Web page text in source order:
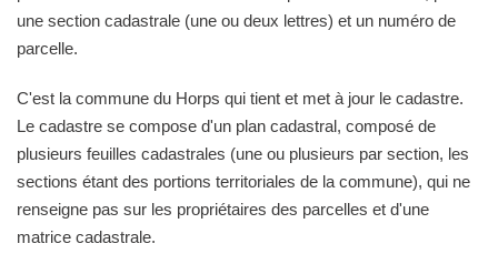
une section cadastrale (une ou deux lettres) et un numéro de
parcelle.
C'est la commune du Horps qui tient et met à jour le cadastre.
Le cadastre se compose d'un plan cadastral, composé de
plusieurs feuilles cadastrales (une ou plusieurs par section, les
sections étant des portions territoriales de la commune), qui ne
renseigne pas sur les propriétaires des parcelles et d'une
matrice cadastrale.